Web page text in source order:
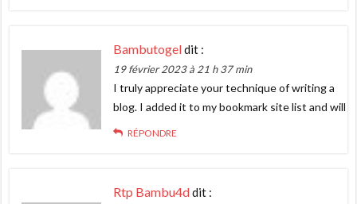
Bambutogeldit :
19 février 2023 à 21 h 37 min
I truly appreciate your technique of writing a
blog. I added it to my bookmark site list and will
RÉPONDRE
Rtp Bambu4ddit :